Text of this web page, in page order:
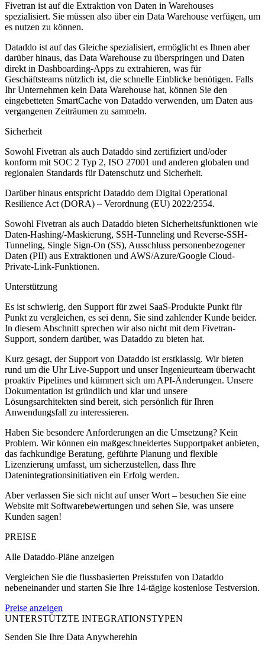
Fivetran ist auf die Extraktion von Daten in Warehouses
spezialisiert. Sie müssen also über ein Data Warehouse verfügen, um
es nutzen zu können.
Dataddo ist auf das Gleiche spezialisiert, ermöglicht es Ihnen aber
darüber hinaus, das Data Warehouse zu überspringen und Daten
direkt in Dashboarding-Apps zu extrahieren, was für
Geschäftsteams nützlich ist, die schnelle Einblicke benötigen. Falls
Ihr Unternehmen kein Data Warehouse hat, können Sie den
eingebetteten SmartCache von Dataddo verwenden, um Daten aus
vergangenen Zeiträumen zu sammeln.
Sicherheit
Sowohl Fivetran als auch Dataddo sind zertifiziert und/oder
konform mit SOC 2 Typ 2, ISO 27001 und anderen globalen und
regionalen Standards für Datenschutz und Sicherheit.
Darüber hinaus entspricht Dataddo dem Digital Operational
Resilience Act (DORA) – Verordnung (EU) 2022/2554.
Sowohl Fivetran als auch Dataddo bieten Sicherheitsfunktionen wie
Daten-Hashing/-Maskierung, SSH-Tunneling und Reverse-SSH-
Tunneling, Single Sign-On (SS), Ausschluss personenbezogener
Daten (PII) aus Extraktionen und AWS/Azure/Google Cloud-
Private-Link-Funktionen.
Unterstützung
Es ist schwierig, den Support für zwei SaaS-Produkte Punkt für
Punkt zu vergleichen, es sei denn, Sie sind zahlender Kunde beider.
In diesem Abschnitt sprechen wir also nicht mit dem Fivetran-
Support, sondern darüber, was Dataddo zu bieten hat.
Kurz gesagt, der Support von Dataddo ist erstklassig. Wir bieten
rund um die Uhr Live-Support und unser Ingenieurteam überwacht
proaktiv Pipelines und kümmert sich um API-Änderungen. Unsere
Dokumentation ist gründlich und klar und unsere
Lösungsarchitekten sind bereit, sich persönlich für Ihren
Anwendungsfall zu interessieren.
Haben Sie besondere Anforderungen an die Umsetzung? Kein
Problem. Wir können ein maßgeschneidertes Supportpaket anbieten,
das fachkundige Beratung, geführte Planung und flexible
Lizenzierung umfasst, um sicherzustellen, dass Ihre
Datenintegrationsinitiativen ein Erfolg werden.
Aber verlassen Sie sich nicht auf unser Wort – besuchen Sie eine
Website mit Softwarebewertungen und sehen Sie, was unsere
Kunden sagen!
PREISE
Alle Dataddo-Pläne anzeigen
Vergleichen Sie die flussbasierten Preisstufen von Dataddo
nebeneinander und starten Sie Ihre 14-tägige kostenlose Testversion.
Preise anzeigen
UNTERSTÜTZTE INTEGRATIONSTYPEN
Senden Sie Ihre Data Anywherehin